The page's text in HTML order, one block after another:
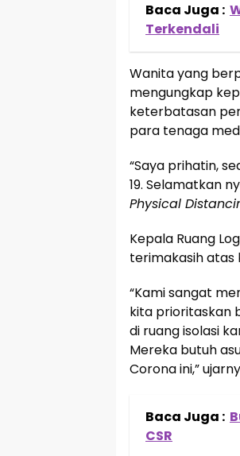
Baca Juga :
Terkendali
Wanita yang
mengungkap
keterbatasan
para tenaga
“Saya prihatin,
19. Selamatkan
Physical
Kepala Ruang
terimakasih atas
“Kami sangat
kita prioritaskan
di ruang isolasi
Mereka butuh
Corona ini,”
Baca Juga :
CSR